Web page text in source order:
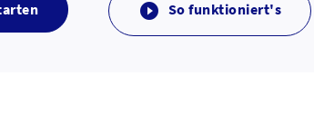
 So funktioniert's